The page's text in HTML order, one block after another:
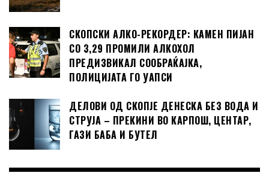
СКОПСКИ АЛКО-РЕКОРДЕР: КАМЕН ПИЈАН
СО 3,29 ПРОМИЛИ АЛКОХОЛ
ПРЕДИЗВИКАЛ СООБРАЌАЈКА,
ПОЛИЦИЈАТА ГО УАПСИ
ДЕЛОВИ ОД СКОПЈЕ ДЕНЕСКА БЕЗ ВОДА И
СТРУЈА – ПРЕКИНИ ВО КАРПОШ, ЦЕНТАР,
ГАЗИ БАБА И БУТЕЛ